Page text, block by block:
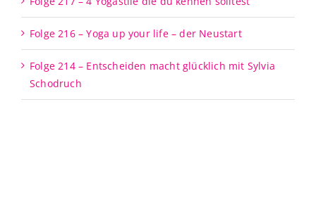
Folge 216 – Yoga up your life – der Neustart
Folge 214 – Entscheiden macht glücklich mit Sylvia
Schodruch